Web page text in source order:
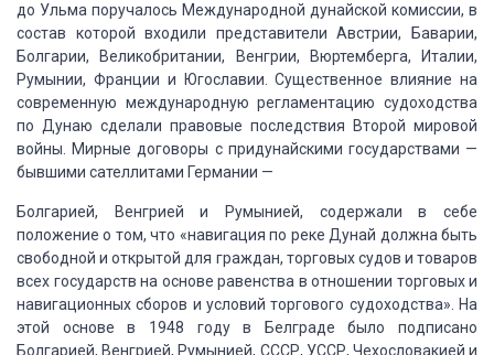
до Ульма поручалось Международной дунайской комиссии, в
состав которой входили представители Австрии, Баварии,
Болгарии, Великобритании, Венгрии, Вюртемберга, Италии,
Румынии, Франции и Югославии.
Существенное влияние на
современную международную регламентацию судоходства
по Дунаю сделали правовые последствия Второй мировой
войны.
Мирные договоры с придунайскими государствами —
бывшими сателлитами Германии —
Болгарией, Венгрией и Румынией, содержали в себе
положение о том, что «навигация по реке Дунай должна быть
свободной и открытой для граждан, торговых судов и товаров
всех государств на основе равенства в отношении торговых и
навигационных сборов и условий торгового судоходства».
На
этой основе в 1948 годув Белграде было подписано
Болгарией, Венгрией, Румынией, СССР, УССР, Чехословакией и